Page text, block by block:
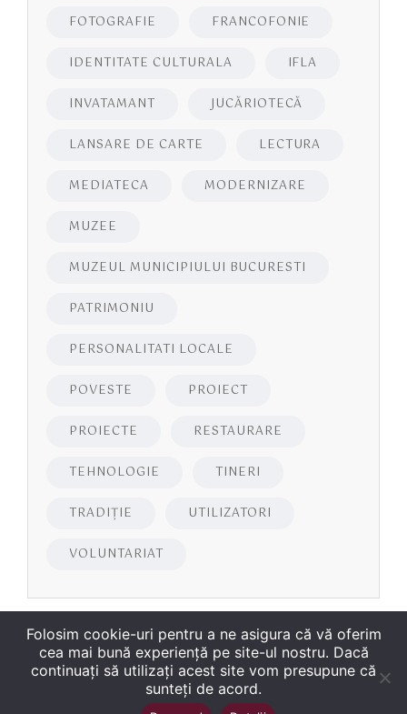
FOTOGRAFIE FRANCOFONIE
IDENTITATE CULTURALA IFLA
INVATAMANT JUCĂRIOTECĂ
LANSARE DE CARTE LECTURA
MEDIATECA MODERNIZARE
MUZEE
MUZEUL MUNICIPIULUI BUCURESTI
PATRIMONIU
PERSONALITATI LOCALE
POVESTE PROIECT
PROIECTE RESTAURARE
TEHNOLOGIE TINERI
TRADIȚIE UTILIZATORI
VOLUNTARIAT
Folosim cookie-uri pentru a ne asigura că vă oferim
cea mai bună experiență pe site-ul nostru. Dacă
continuați să utilizați acest site vom presupune că
sunteți de acord.